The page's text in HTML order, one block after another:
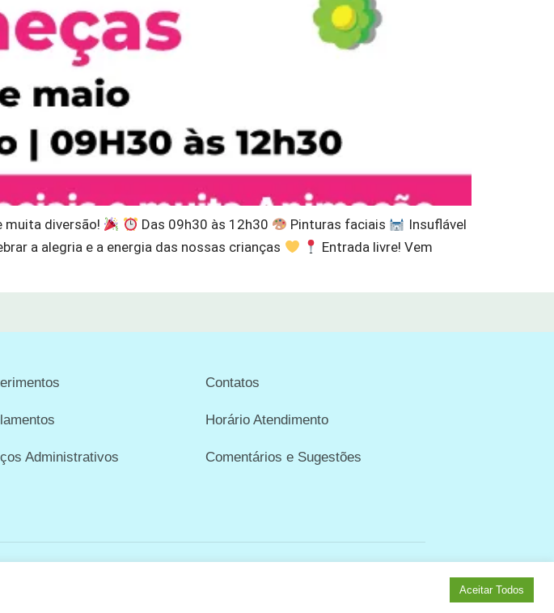
muita diversão! Das 09h30 às 12h30 Pinturas faciais
Insuflável
a alegria e a energia das nossas crianças
Entrada livre! Vem
Administrativos
Contatos
Horário Atendimento
Comentários e Sugestões
Aceitar Todos